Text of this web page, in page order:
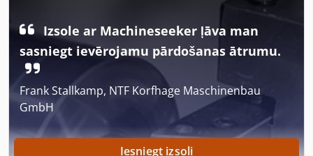
, dakšu garums: 1 150 mm
kopējais svars:
Sērijas numurs: 98194626 Informācija par akumulatoru:
24 V, 2 PzS, 250 Ah (ražots 2018. gadā)
Izsole ar Machineseeker ļāva man
sasniegt ievērojamu pārdošanas ātrumu.
Frank Stallkamp, NTF Korfhage Maschinenbau
GmbH
Iesniegt izsoli